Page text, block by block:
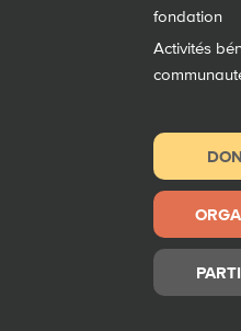
fondation
Activités